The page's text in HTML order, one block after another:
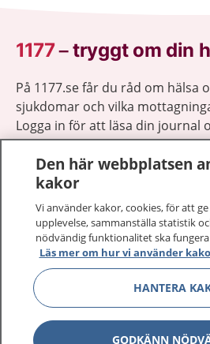
1177–tryggt om din
På 1177.se får du råd om hälsa
sjukdomar och vilka
Logga in för att läsa din journal
vårdärenden. Ring
sjukvårdsrådgivning dygnet
1177 ger dig råd när du vill må
1177 på flera språk
Om 1177
Den här webbplatsen
kakor
Vi använder kakor, cookies, för att
upplevelse, sammanställa statistik
nödvändig funktionalitet ska
Läs mer om hur vi använder
HANTERA
GODKÄNN